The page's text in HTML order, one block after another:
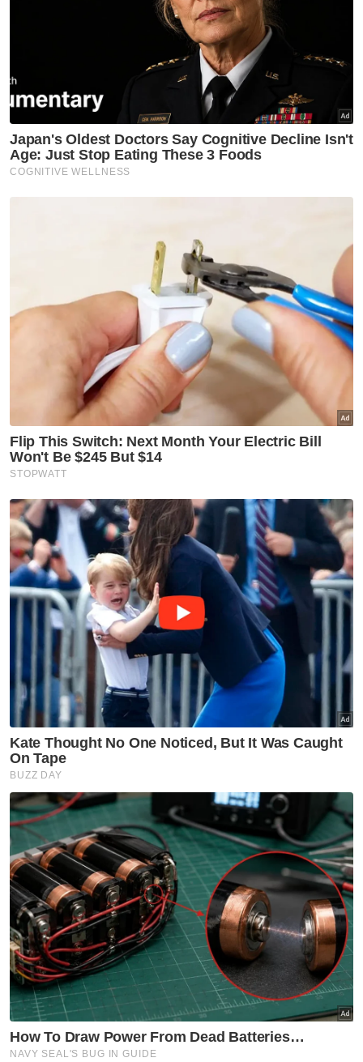
kebenaran,” kata khutbah berkenaan.
Isu khutbah Jumaat: Empat imam digantung tugas,
kata JAIPk
Isu khutbah Jumaat: JAIPk mulakan siasatan
Reformasi khutbah Jumaat
Sempena Hari Guru, umat Islam diseru
menghargai jasa dan pengorbanan para
mereka serta menghormati kedudukan guru
sebagai pembina kemuliaan insan.
Khutbah tersebut menyifatkan guru sebagai
insan yang wajar dihormati dan dihargai
kerana jasa mereka terlalu besar dalam
mencorak masa depan anak bangsa.
“Jikalau hari ini, seorang raja menaiki takhta,
jikalau hari ini seorang ulama bertaraf mulia,
jikalau hari ini seorang menteri memiliki kuasa,
jikalau hari
Berita Telus & Tulus menerusi E-Mel setiap
hari!
ini seorang peguam menang bicara, jikalau
hari ini seorang menjadi penulis terkemuka,
sejarahnya dimulakan oleh seorang guru
biasa, dengan lembut sabarnya mengajar
tulis, baca dan membimbing manusia menjadi